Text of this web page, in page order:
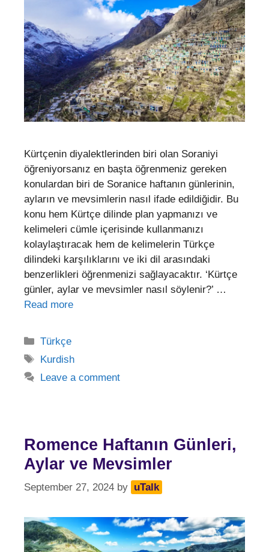
Kürtçenin diyalektlerinden biri olan Soraniyi
öğreniyorsanız en başta öğrenmeniz gereken
konulardan biri de Soranice haftanın günlerinin,
ayların ve mevsimlerin nasıl ifade edildiğidir. Bu
konu hem Kürtçe dilinde plan yapmanızı ve
kelimeleri cümle içerisinde kullanmanızı
kolaylaştıracak hem de kelimelerin Türkçe
dilindeki karşılıklarını ve iki dil arasındaki
benzerlikleri öğrenmenizi sağlayacaktır. ‘Kürtçe
günler, aylar ve mevsimler nasıl söylenir?’ …
Read more
Categories
Türkçe
Tags
Kurdish
Leave a comment
Romence Haftanın Günleri,
Aylar ve Mevsimler
September 27, 2024 by uTalk